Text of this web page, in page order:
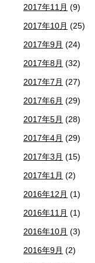
2017年11月 (9)
2017年10月 (25)
2017年9月 (24)
2017年8月 (32)
2017年7月 (27)
2017年6月 (29)
2017年5月 (28)
2017年4月 (29)
2017年3月 (15)
2017年1月 (2)
2016年12月 (1)
2016年11月 (1)
2016年10月 (3)
2016年9月 (2)